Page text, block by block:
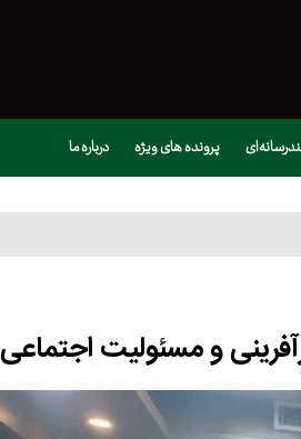
پرونده های ویژه درباره ما
و مسئولیت اجتماعی